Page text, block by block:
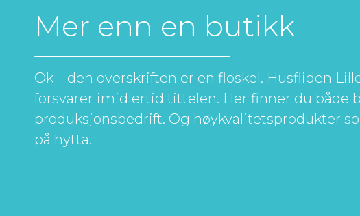
Mer enn en butikk
Ok – den overskriften er en floskel. Husfliden
forsvarer imidlertid tittelen. Her finner du både
produksjonsbedrift. Og høykvalitetsprodukter
på hytta.